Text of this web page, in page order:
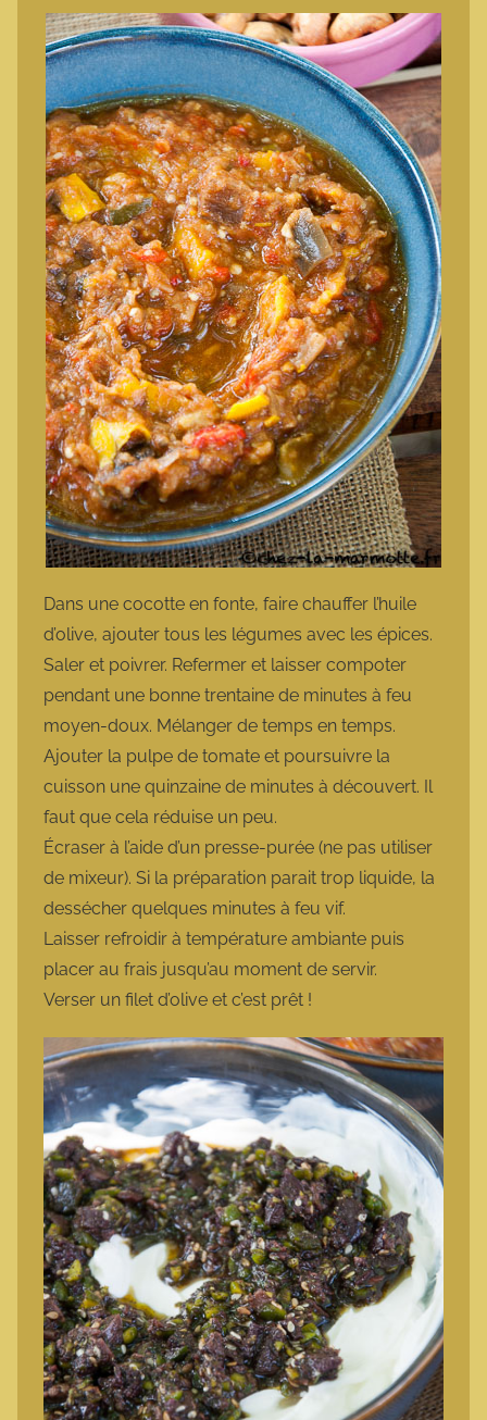
Dans une cocotte en fonte, faire chauffer l’huile
d’olive, ajouter tous les légumes avec les épices.
Saler et poivrer. Refermer et laisser compoter
pendant une bonne trentaine de minutes à feu
moyen-doux. Mélanger de temps en temps.
Ajouter la pulpe de tomate et poursuivre la
cuisson une quinzaine de minutes à découvert. Il
faut que cela réduise un peu.
Écraser à l’aide d’un presse-purée (ne pas utiliser
de mixeur). Si la préparation parait trop liquide, la
dessécher quelques minutes à feu vif.
Laisser refroidir à température ambiante puis
placer au frais jusqu’au moment de servir.
Verser un filet d’olive et c’est prêt !